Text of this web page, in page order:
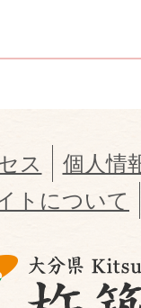
ス
個人情
トについて